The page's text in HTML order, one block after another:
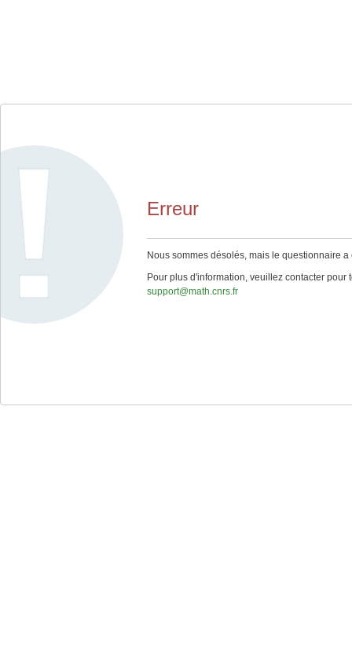
Erreur
Nous sommes désolés, mais le questionnaire
Pour plus d'information, veuillez contacter
support@math.cnrs.fr